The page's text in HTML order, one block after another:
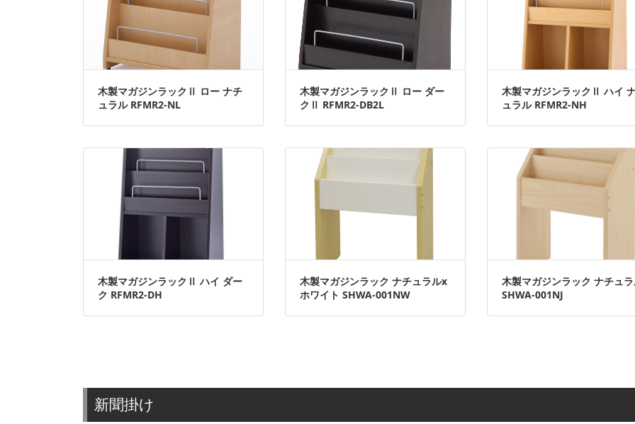
木製マガジンラックⅡ ロー ナチ
ュラル RFMR2-NL
木製マガジンラックⅡ ロー ダー
クⅡ RFMR2-DB2L
木製マガジンラックⅡ ハイ
ュラル RFMR2-NH
木製マガジンラックⅡ ハイ ダー
ク RFMR2-DH
木製マガジンラック ナチュラルx
ホワイト SHWA-001NW
木製マガジンラック ナチュ
SHWA-001NJ
新聞掛け